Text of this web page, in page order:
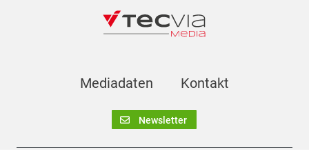
Mediadaten Kontakt
Newsletter